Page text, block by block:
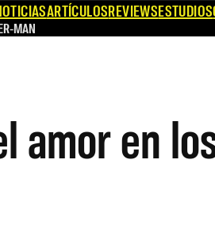
ARTÍCULOSREVIEWSESTUDIOS
MAN
amor en